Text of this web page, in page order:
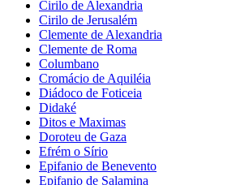
Cirilo de Alexandria
Cirilo de Jerusalém
Clemente de Alexandria
Clemente de Roma
Columbano
Cromácio de Aquiléia
Diádoco de Foticeia
Didaké
Ditos e Maximas
Doroteu de Gaza
Efrém o Sírio
Epifanio de Benevento
Epifanio de Salamina